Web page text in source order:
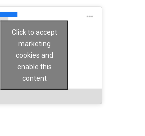
Click to accept
marketing
cookies and
enable this
content